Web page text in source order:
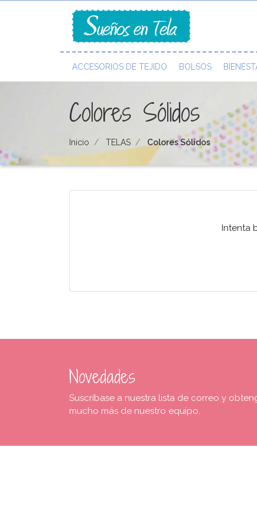
ACCESORIOS DE TEJIDO BOLSOS
Colores Sólidos
Inicio TELAS Colores Sólidos
Intenta
Novedades
Suscríbase a nuestra lista de correo y
mucho más de nuestro equipo.